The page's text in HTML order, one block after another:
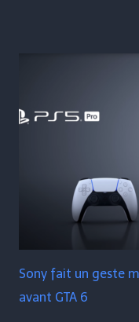
Sony fait un geste
avant GTA 6